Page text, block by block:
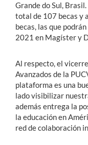
Grande do Sul,
total de 107 becas y
becas, las que
2021 en Magíster y
Al respecto, el
Avanzados de la
plataforma es una
lado visibilizar
además entrega la
la educación en
red de colaboración